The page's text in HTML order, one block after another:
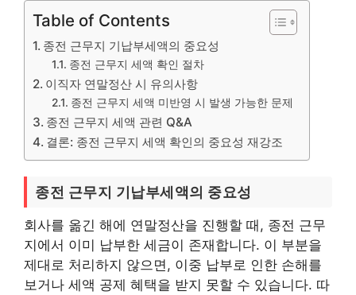
Table of Contents
종전 근무지 기납부세액의 중요성
종전 근무지 세액 확인 절차
이직자 연말정산 시 유의사항
종전 근무지 세액 미반영 시 발생 가능한 문제
종전 근무지 세액 관련 Q&A
결론: 종전 근무지 세액 확인의 중요성 재강조
종전 근무지 기납부세액의 중요성
회사를 옮긴 해에 연말정산을 진행할 때, 종전 근무
지에서 이미 납부한 세금이 존재합니다. 이 부분을
제대로 처리하지 않으면, 이중 납부로 인한 손해를
보거나 세액 공제 혜택을 받지 못할 수 있습니다. 따